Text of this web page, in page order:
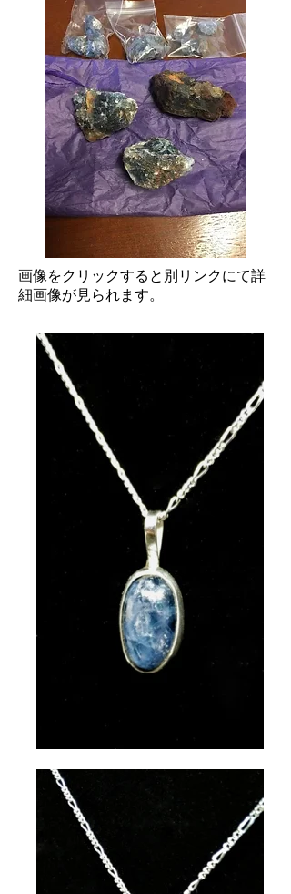
​画像をクリックすると別リンクにて詳
細画像が見られます。